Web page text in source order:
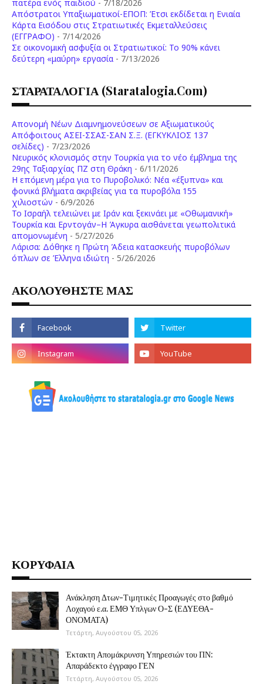
πατέρα ενός παιδιού - 7/18/2026
Απόστρατοι Υπαξιωματικοί-ΕΠΟΠ: Έτσι εκδίδεται η Ενιαία
Κάρτα Εισόδου στις Στρατιωτικές Εκμεταλλεύσεις
(ΕΓΓΡΑΦΟ) - 7/14/2026
Σε οικονομική ασφυξία οι Στρατιωτικοί: Το 90% κάνει
δεύτερη «μαύρη» εργασία - 7/13/2026
ΣΤΑΡΑΤΑΛΟΓΙΑ (staratalogia.com)
Απονομή Νέων Διαμνημονεύσεων σε Αξιωματικούς
Απόφοιτους ΑΣΕΙ-ΣΣΑΣ-ΣΑΝ Σ.Ξ. (ΕΓΚΥΚΛΙΟΣ 137
σελίδες) - 7/23/2026
Νευρικός κλονισμός στην Τουρκία για το νέο έμβλημα της
29ης Ταξιαρχίας ΠΖ στη Θράκη - 6/11/2026
Η επόμενη μέρα για το Πυροβολικό: Νέα «έξυπνα» και
φονικά βλήματα ακριβείας για τα πυροβόλα 155
χιλιοστών - 6/9/2026
Το Ισραήλ τελειώνει με Ιράν και ξεκινάει με «Οθωμανική»
Τουρκία και Ερντογάν–Η Άγκυρα αισθάνεται γεωπολιτικά
απομονωμένη - 5/27/2026
Λάρισα: Δόθηκε η Πρώτη Άδεια κατασκευής πυροβόλων
όπλων σε Έλληνα ιδιώτη - 5/26/2026
ΑΚΟΛΟΥΘΗΣΤΕ ΜΑΣ
ΚΟΡΥΦΑΙΑ
Ανάκληση Δτων-Τιμητικές Προαγωγές στο βαθμό
Λοχαγού ε.α. ΕΜΘ Υπλγων Ο-Σ (ΕΔΥΕΘΑ-
ΟΝΟΜΑΤΑ)
Τετάρτη, Αυγούστου 05, 2026
Έκτακτη Απομάκρυνση Υπηρεσιών του ΠΝ:
Απαράδεκτο έγγραφο ΓΕΝ
Τετάρτη, Αυγούστου 05, 2026